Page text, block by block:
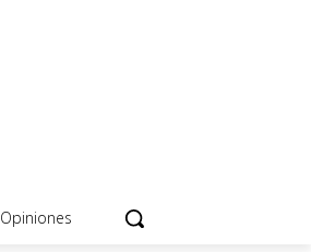
Opiniones